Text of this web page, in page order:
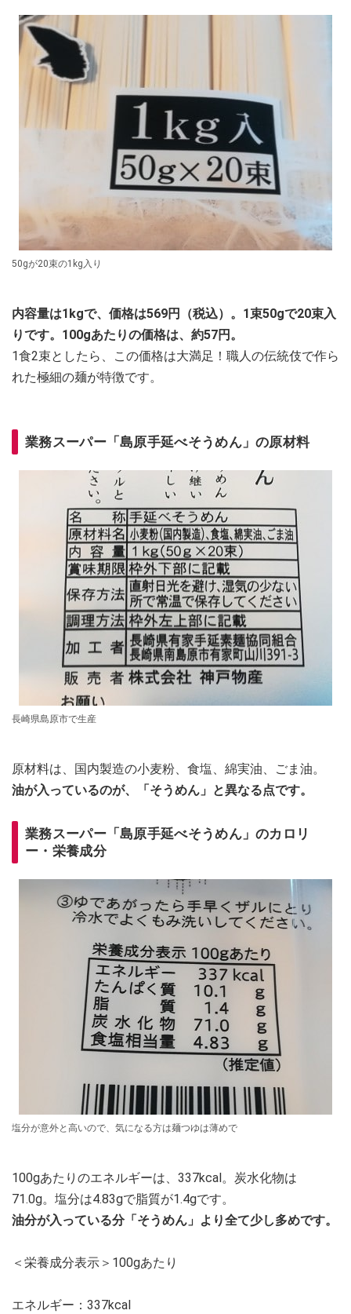
50gが20束の1kg入り
内容量は1kgで、価格は569円（税込）。1束50gで20束入
りです。100gあたりの価格は、約57円。
1食2束としたら、この価格は大満足！職人の伝統伎で作ら
れた極細の麺が特徴です。
業務スーパー「島原手延べそうめん」の原材料
長崎県島原市で生産
原材料は、国内製造の小麦粉、食塩、綿実油、ごま油。
油が入っているのが、「そうめん」と異なる点です。
業務スーパー「島原手延べそうめん」のカロリ
ー・栄養成分
塩分が意外と高いので、気になる方は麺つゆは薄めで
100gあたりのエネルギーは、337kcal。炭水化物は
71.0g。塩分は4.83gで脂質が1.4gです。
油分が入っている分「そうめん」より全て少し多めです。
＜栄養成分表示＞100gあたり
エネルギー：337kcal